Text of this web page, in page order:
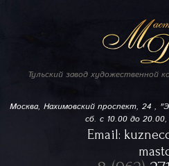
Тульский завод художественной
Москва, Нахимовский проспект, 24 ,
сб. с 10.00 до 20.00,
Email: